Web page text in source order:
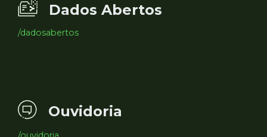
Dados Abertos
/dadosabertos
Ouvidoria